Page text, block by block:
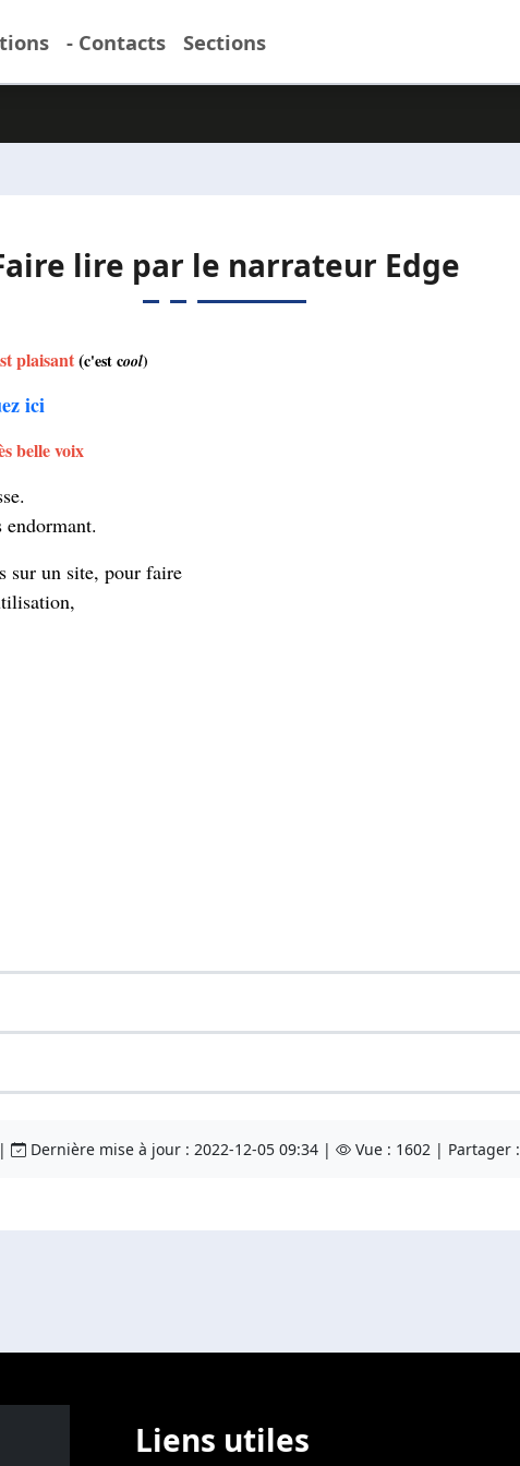
- Contacts Sections
lire par le narrateur Edge
plaisant(c'est cool)
ici
belle voix
sur un site, pour faire
Dernière mise à jour : 2022-12-05 09:34 | Vue : 1602 | Partager :
Liens utiles